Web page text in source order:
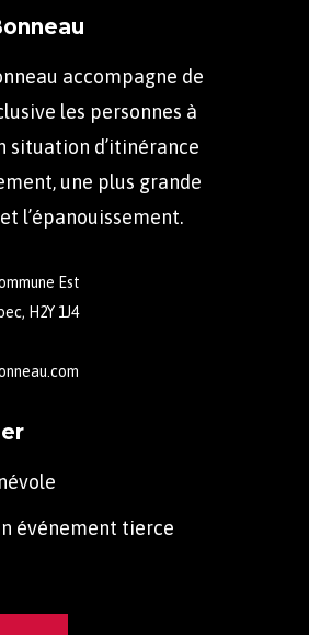
accompagne de
les personnes à
situation d’itinérance
une plus grande
l’épanouissement.
Est
H2Y 1J4
événement tierce